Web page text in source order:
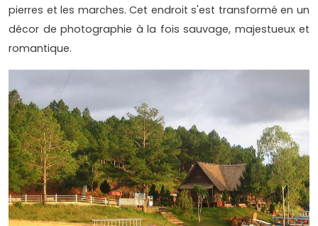
pierres et les marches. Cet endroit s'est transformé en un
décor de photographie à la fois sauvage, majestueux et
romantique.